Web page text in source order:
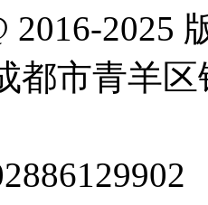
2016-2025
都市青羊